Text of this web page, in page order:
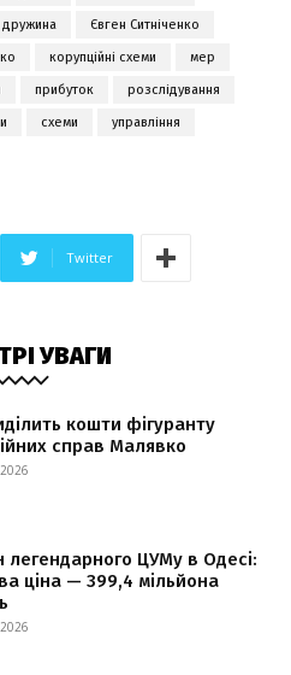
дружина Євген Ситніченко
корупційні схеми мер
прибуток розслідування
схеми управління
Twitter
УВАГИ
кошти фігуранту
справ Малявко
легендарного ЦУМу в Одесі:
ціна — 399,4 мільйона